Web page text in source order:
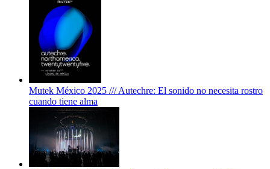
Mutek México 2025 /// Autechre: El sonido no necesita rostro
cuando tiene alma